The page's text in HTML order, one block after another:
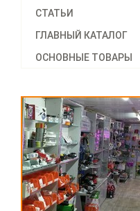
СТАТЬИ
ГЛАВНЫЙ КАТАЛОГ
ОСНОВНЫЕ ТОВАРЫ